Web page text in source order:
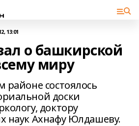
13:01
о башкирской
миру
районе состоялось
доски
доктору
наук Ахнафу Юлдашеву.